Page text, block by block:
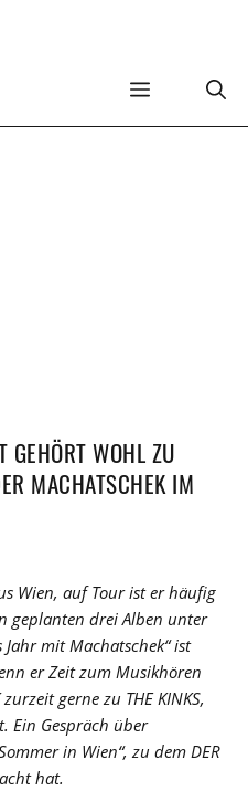
MENÜ
WOHL ZU D
MACHATSCHEK IM M
Wien, auf Tour ist er häufig
geplanten drei Alben unter
mit Machatschek“ ist
er Zeit zum Musikhören
gerne zu THE KINKS,
Ein Gespräch über
in Wien“, zu dem DER
hat.